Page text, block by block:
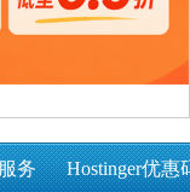
务 Hostinger优惠